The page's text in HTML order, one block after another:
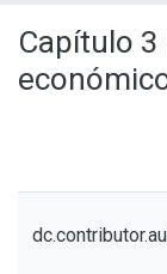
Capítulo 3